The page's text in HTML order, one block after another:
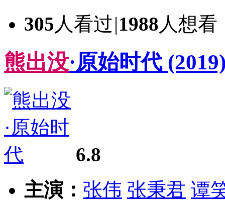
305 人看过|1988人想看
熊出没·原始时代
6.8
主演： 张伟 张秉君 谭